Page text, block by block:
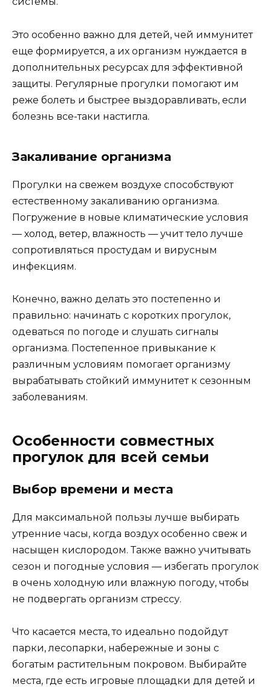
Это особенно важно для детей, чей иммунитет
еще формируется, а их организм нуждается в
дополнительных ресурсах для эффективной
защиты. Регулярные прогулки помогают им
реже болеть и быстрее выздоравливать, если
болезнь все-таки настигла.
Закаливание организма
Прогулки на свежем воздухе способствуют
естественному закаливанию организма.
Погружение в новые климатические условия
— холод, ветер, влажность — учит тело лучше
сопротивляться простудам и вирусным
инфекциям.
Конечно, важно делать это постепенно и
правильно: начинать с коротких прогулок,
одеваться по погоде и слушать сигналы
организма. Постепенное привыкание к
различным условиям помогает организму
вырабатывать стойкий иммунитет к сезонным
заболеваниям.
Особенности совместных
прогулок для всей семьи
Выбор времени и места
Для максимальной пользы лучше выбирать
утренние часы, когда воздух особенно свеж и
насыщен кислородом. Также важно учитывать
сезон и погодные условия — избегать прогулок
в очень холодную или влажную погоду, чтобы
не подвергать организм стрессу.
Что касается места, то идеально подойдут
парки, лесопарки, набережные и зоны с
богатым растительным покровом. Выбирайте
места, где есть игровые площадки для детей и